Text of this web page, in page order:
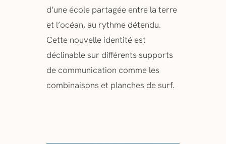
d’une école partagée entre la terre
et l’océan, au rythme détendu.
Cette nouvelle identité est
déclinable sur différents supports
de communication comme les
combinaisons et planches de surf.